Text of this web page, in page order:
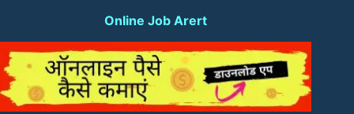
Online Job Arert